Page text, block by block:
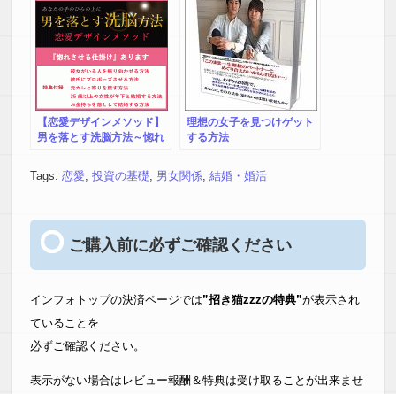
【恋愛デザインメソッド】
男を落とす洗脳方法～惚れ
け』タイプAコース
理想の女子を見つけゲット
する方法
Tags: 恋愛 投資の基礎 男女関係 結婚・婚活
ご購入前に必ずご確認ください
インフォトップの決済ページでは”招き猫zzzの特典”が表示され
ていることを
必ずご確認ください。
表示がない場合はレビュー報酬＆特典は受け取ることが出来ませ